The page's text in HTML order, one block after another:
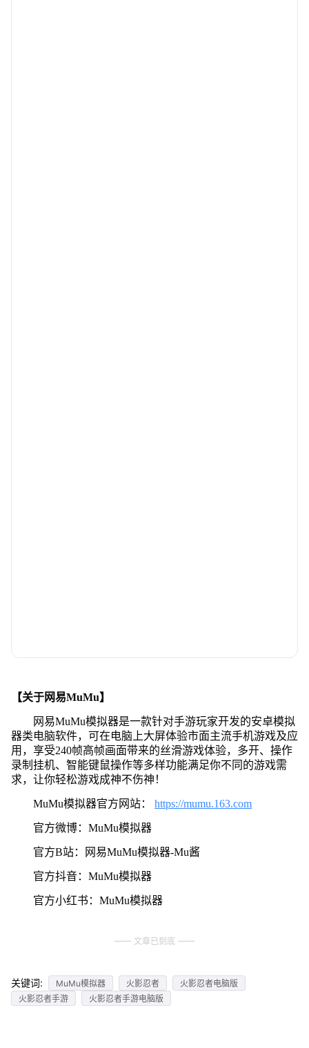
【关于网易MuMu】
网易MuMu模拟器是一款针对手游玩家开发的安卓模拟
器类电脑软件，可在电脑上大屏体验市面主流手机游戏及应
用，享受240帧高帧画面带来的丝滑游戏体验，多开、操作
录制挂机、智能键鼠操作等多样功能满足你不同的游戏需
求，让你轻松游戏成神不伤神！
MuMu模拟器官方网站： https://mumu.163.com
官方微博：MuMu模拟器
官方B站：网易MuMu模拟器-Mu酱
官方抖音：MuMu模拟器
官方小红书：MuMu模拟器
文章已到底
关键词: MuMu模拟器 火影忍者
火影忍者电脑版
火影忍者手游
火影忍者手游电脑版